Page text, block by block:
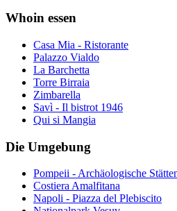
Whoin essen
Casa Mia - Ristorante
Palazzo Vialdo
La Barchetta
Torre Birraia
Zimbarella
Savì - Il bistrot 1946
Qui si Mangia
Die Umgebung
Pompeii - Archäologische
Costiera Amalfitana
Napoli - Piazza del Plebiscito